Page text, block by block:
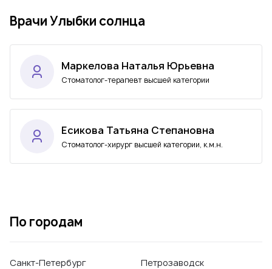
Врачи Улыбки солнца
Маркелова Наталья Юрьевна
Стоматолог-терапевт высшей категории
Есикова Татьяна Степановна
Стоматолог-хирург высшей категории, к.м.н.
По городам
Санкт-Петербург
Петрозаводск